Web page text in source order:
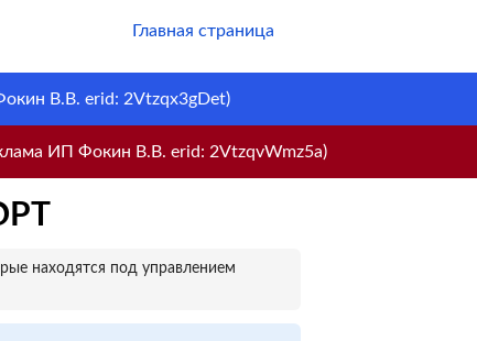
Главная страница
В.В. erid: 2Vtzqx3gDet)
ИП Фокин В.В. erid: 2VtzqvWmz5a)
находятся под управлением